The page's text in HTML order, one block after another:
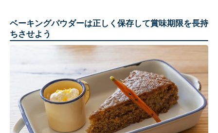
ベーキングパウダーは正しく保存して賞味期限を長持
ちさせよう